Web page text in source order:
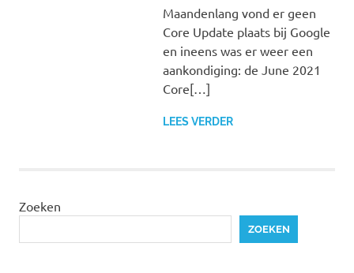
Maandenlang vond er geen
Core Update plaats bij Google
en ineens was er weer een
aankondiging: de June 2021
Core[…]
LEES VERDER
Zoeken
ZOEKEN